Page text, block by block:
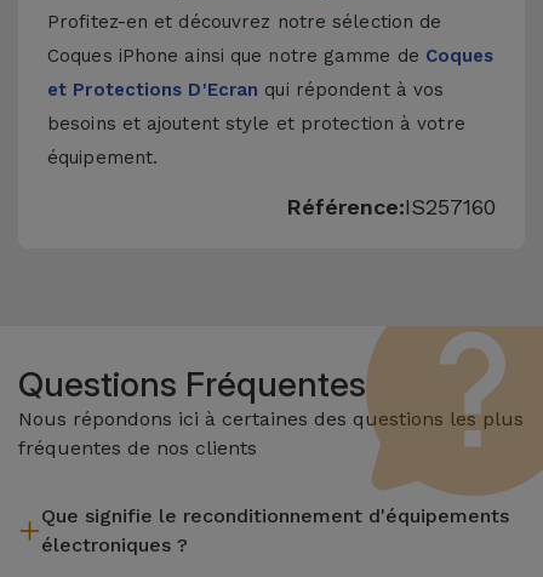
Profitez-en et découvrez notre sélection de
Coques iPhone ainsi que notre gamme de Coques
et Protections D'Ecran qui répondent à vos
besoins et ajoutent style et protection à votre
équipement.
Référence:IS257160
Questions Fréquentes
Nous répondons ici à certaines des questions les plus
fréquentes de nos clients
Que signifie le reconditionnement d'équipements
électroniques ?